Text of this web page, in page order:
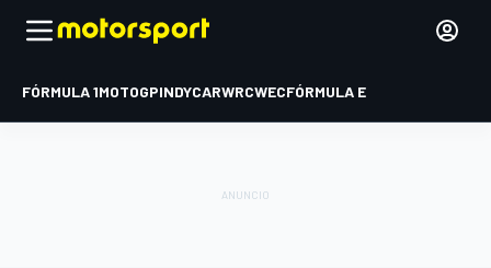
FÓRMULA 1MOTOGPINDYCARWRCWECFÓRMULA E